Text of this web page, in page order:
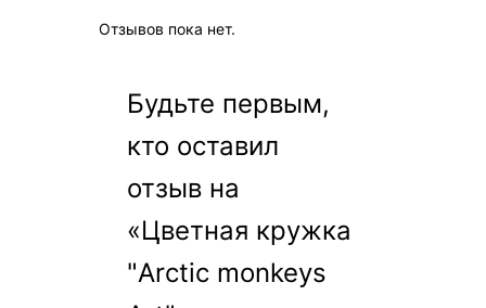
Отзывов пока нет.
Будьте первым,
кто оставил
отзыв на
«Цветная кружка
"Arctic monkeys